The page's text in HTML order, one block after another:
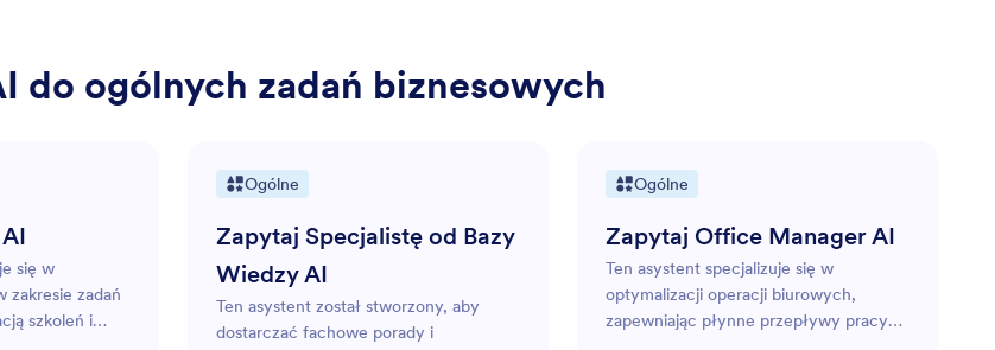
do ogólnych zadań biznesowych
się w
zakresie zadań
szkoleń i
Ogólne
Zapytaj Specjalistę od Bazy
Wiedzy AI
Ten asystent został stworzony, aby
dostarczać fachowe porady i
Ogólne
Zapytaj Office Manager AI
Ten asystent specjalizuje się w
optymalizacji operacji biurowych,
zapewniając płynne przepływy pracy